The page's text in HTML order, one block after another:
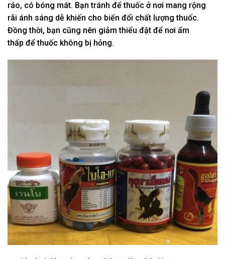
ráo, có bóng mát. Bạntránh để thuốc ở nơi mang rộng
rãi ánh sáng dễ khiến cho biến đổi chất lượng thuốc.
Đồng thời, bạn cũng nên giảm thiểu đặt để nơi ẩm
thấp để thuốc không bị hỏng.